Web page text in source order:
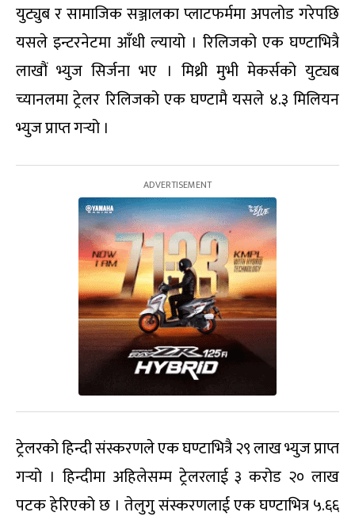
युट्युब र सामाजिक सञ्जालका प्लाटफर्ममा अपलोड गरेपछि
यसले इन्टरनेटमा आँधी ल्यायो । रिलिजको एक घण्टाभित्रै
लाखौं भ्युज सिर्जना भए । मिथ्री मुभी मेकर्सको युट्यब
च्यानलमा ट्रेलर रिलिजको एक घण्टामै यसले ४.३ मिलियन
भ्युज प्राप्त गर्‍यो ।
ट्रेलरको हिन्दी संस्करणले एक घण्टाभित्रै २९ लाख भ्युज प्राप्त
गर्‍यो । हिन्दीमा अहिलेसम्म ट्रेलरलाई ३ करोड २० लाख
पटक हेरिएको छ । तेलुगु संस्करणलाई एक घण्टाभित्र ५.६६